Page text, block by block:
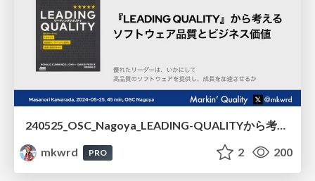
240525_OSC_Nagoya_LEADING-QUALITYから考えるソフトウェア品質とビジネス価値/240525_OSC_Nagoya_Software_Quality_and_Business_Value_Based_on_LEADING_QUALITY
mkwrd
PRO 2 200